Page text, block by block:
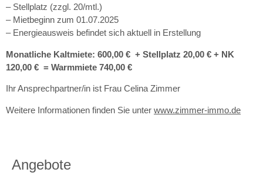
– Stellplatz (zzgl. 20/mtl.)
– Mietbeginn zum 01.07.2025
– Energieausweis befindet sich aktuell in Erstellung
Monatliche Kaltmiete: 600,00 € + Stellplatz 20,00 € + NK
120,00 € = Warmmiete 740,00 €
Ihr Ansprechpartner/in ist Frau Celina Zimmer
Weitere Informationen finden Sie unter www.zimmer-immo.de
Angebote